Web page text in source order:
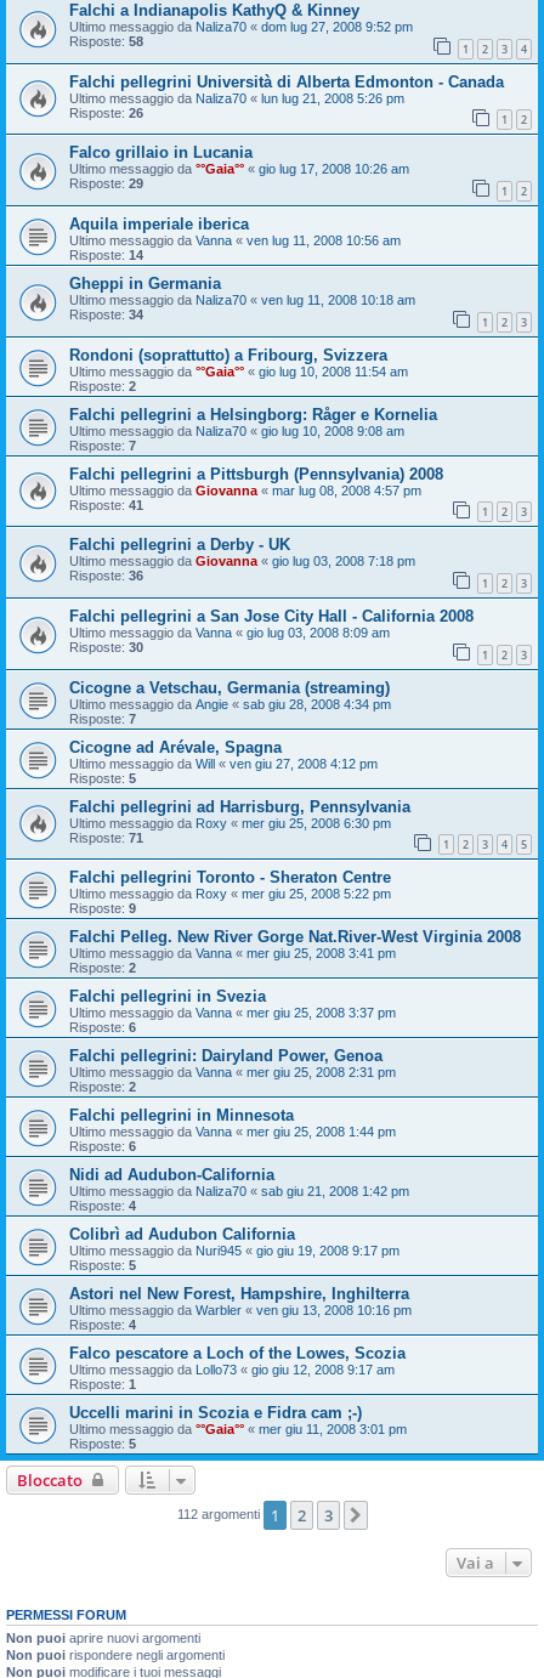
Falchi a Indianapolis KathyQ & Kinney
Ultimo messaggio da Naliza70 « dom lug 27, 2008 9:52 pm
Risposte: 58 1 2 3 4
Falchi pellegrini Università di Alberta Edmonton - Canada
Ultimo messaggio da Naliza70 « lun lug 21, 2008 5:26 pm
Risposte: 26 1 2
Falco grillaio in Lucania
Ultimo messaggio da °°Gaia°° « gio lug 17, 2008 10:26 am
Risposte: 29 1 2
Aquila imperiale iberica
Ultimo messaggio da Vanna « ven lug 11, 2008 10:56 am
Risposte: 14
Gheppi in Germania
Ultimo messaggio da Naliza70 « ven lug 11, 2008 10:18 am
Risposte: 34 1 2 3
Rondoni (soprattutto) a Fribourg, Svizzera
Ultimo messaggio da °°Gaia°° « gio lug 10, 2008 11:54 am
Risposte: 2
Falchi pellegrini a Helsingborg: Råger e Kornelia
Ultimo messaggio da Naliza70 « gio lug 10, 2008 9:08 am
Risposte: 7
Falchi pellegrini a Pittsburgh (Pennsylvania) 2008
Ultimo messaggio da Giovanna « mar lug 08, 2008 4:57 pm
Risposte: 41 1 2 3
Falchi pellegrini a Derby - UK
Ultimo messaggio da Giovanna « gio lug 03, 2008 7:18 pm
Risposte: 36 1 2 3
Falchi pellegrini a San Jose City Hall - California 2008
Ultimo messaggio da Vanna « gio lug 03, 2008 8:09 am
Risposte: 30 1 2 3
Cicogne a Vetschau, Germania (streaming)
Ultimo messaggio da Angie « sab giu 28, 2008 4:34 pm
Risposte: 7
Cicogne ad Arévale, Spagna
Ultimo messaggio da Will « ven giu 27, 2008 4:12 pm
Risposte: 5
Falchi pellegrini ad Harrisburg, Pennsylvania
Ultimo messaggio da Roxy « mer giu 25, 2008 6:30 pm
Risposte: 71 1 2 3 4 5
Falchi pellegrini Toronto - Sheraton Centre
Ultimo messaggio da Roxy « mer giu 25, 2008 5:22 pm
Risposte: 9
Falchi Pelleg. New River Gorge Nat.River-West Virginia 2008
Ultimo messaggio da Vanna « mer giu 25, 2008 3:41 pm
Risposte: 2
Falchi pellegrini in Svezia
Ultimo messaggio da Vanna « mer giu 25, 2008 3:37 pm
Risposte: 6
Falchi pellegrini: Dairyland Power, Genoa
Ultimo messaggio da Vanna « mer giu 25, 2008 2:31 pm
Risposte: 2
Falchi pellegrini in Minnesota
Ultimo messaggio da Vanna « mer giu 25, 2008 1:44 pm
Risposte: 6
Nidi ad Audubon-California
Ultimo messaggio da Naliza70 « sab giu 21, 2008 1:42 pm
Risposte: 4
Colibrì ad Audubon California
Ultimo messaggio da Nuri945 « gio giu 19, 2008 9:17 pm
Risposte: 5
Astori nel New Forest, Hampshire, Inghilterra
Ultimo messaggio da Warbler « ven giu 13, 2008 10:16 pm
Risposte: 4
Falco pescatore a Loch of the Lowes, Scozia
Ultimo messaggio da Lollo73 « gio giu 12, 2008 9:17 am
Risposte: 1
Uccelli marini in Scozia e Fidra cam ;-)
Ultimo messaggio da °°Gaia°° « mer giu 11, 2008 3:01 pm
Risposte: 5
Bloccato
112 argomenti 1 2 3
Vai a
PERMESSI FORUM
Non puoi aprire nuovi argomenti
Non puoi rispondere negli argomenti
Non puoi modificare i tuoi messaggi